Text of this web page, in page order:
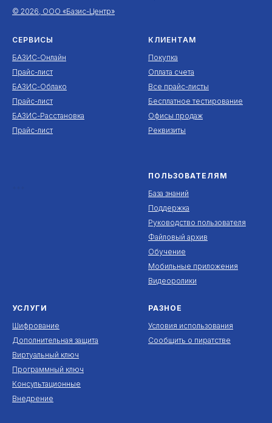
© 2026, ООО «Базис-Центр»
СЕРВИСЫ
БАЗИС-Онлайн
Прайс-лист
БАЗИС-Облако
Прайс-лист
БАЗИС-Расстановка
Прайс-лист
КЛИЕНТАМ
Покупка
Оплата счета
Все прайс-листы
Бесплатное тестирование
Офисы продаж
Реквизиты
ПОЛЬЗОВАТЕЛЯМ
База знаний
Поддержка
Руководство пользователя
Файловый архив
Обучение
Мобильные приложения
Видеоролики
УСЛУГИ
Шифрование
Дополнительная защита
Виртуальный ключ
Программный ключ
Консультационные
Внедрение
РАЗНОЕ
Условия использования
Сообщить о пиратстве